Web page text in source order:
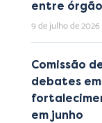
entre
9 de julho de 2026
Comissão
debates
em junho